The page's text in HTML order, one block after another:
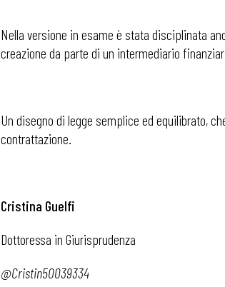
Nella versione in esame è stata disciplinata
creazione da parte di un intermediario
Un disegno di legge semplice ed equilibrato,
contrattazione.
Cristina Guelfi
Dottoressa in Giurisprudenza
@Cristin50039334